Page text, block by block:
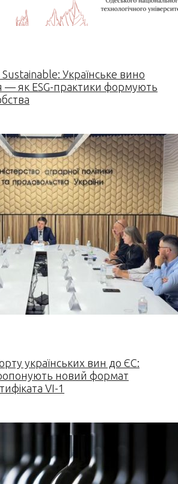
Українське вино
— як ESG-практики формують
українських вин до ЄС:
новий формат
VI-1